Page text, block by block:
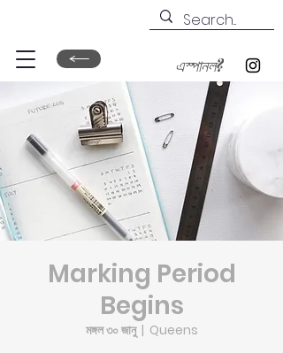
এস্পানল?
Marking Period
Begins
মঙ্গল ৩০ জানু
  |
Queens